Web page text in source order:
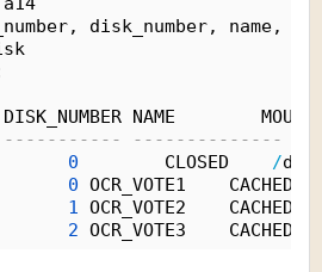
disk_number, name,
DISK_NUMBER NAME
----------- --------------
0 CLOSED /dev
0 OCR_VOTE1
1 OCR_VOTE2
2 OCR_VOTE3